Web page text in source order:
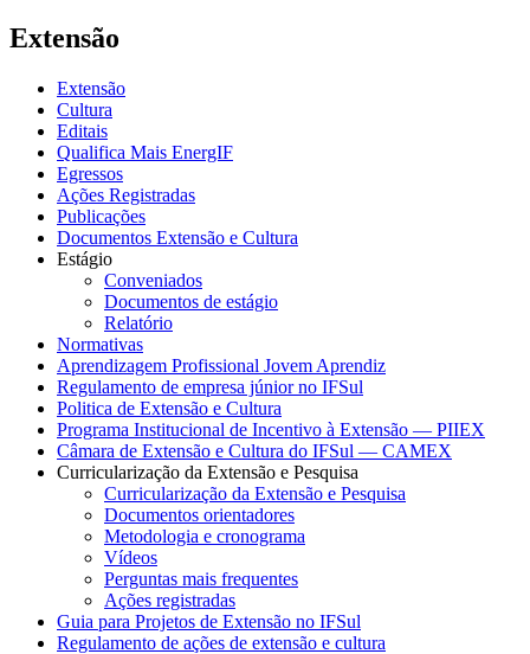
Extensão
Extensão
Cultura
Editais
Qualifica Mais EnergIF
Egressos
Ações Registradas
Publicações
Documentos Extensão e Cultura
Estágio
Conveniados
Documentos de estágio
Relatório
Normativas
Aprendizagem Profissional Jovem Aprendiz
Regulamento de empresa júnior no IFSul
Politica de Extensão e Cultura
Programa Institucional de Incentivo à Extensão — PIIEX
Câmara de Extensão e Cultura do IFSul — CAMEX
Curricularização da Extensão e Pesquisa
Curricularização da Extensão e Pesquisa
Documentos orientadores
Metodologia e cronograma
Vídeos
Perguntas mais frequentes
Ações registradas
Guia para Projetos de Extensão no IFSul
Regulamento de ações de extensão e cultura